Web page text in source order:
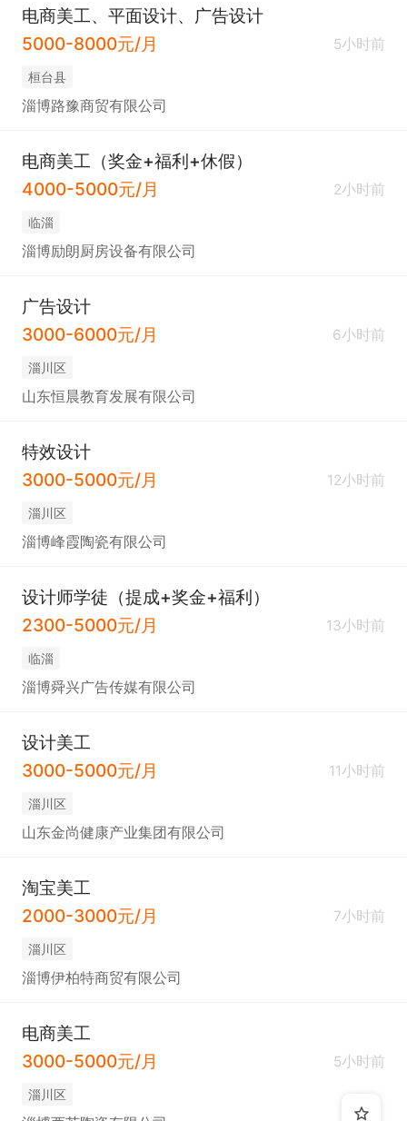
电商美工、平面设计、广告设计
5000-8000元/月
5小时前
桓台县
淄博路豫商贸有限公司
电商美工（奖金+福利+休假）
4000-5000元/月
2小时前
临淄
淄博励朗厨房设备有限公司
广告设计
3000-6000元/月
6小时前
淄川区
山东恒晨教育发展有限公司
特效设计
3000-5000元/月
12小时前
淄川区
淄博峰霞陶瓷有限公司
设计师学徒（提成+奖金+福利）
2300-5000元/月
13小时前
临淄
淄博舜兴广告传媒有限公司
设计美工
3000-5000元/月
11小时前
淄川区
山东金尚健康产业集团有限公司
淘宝美工
2000-3000元/月
7小时前
淄川区
淄博伊柏特商贸有限公司
电商美工
3000-5000元/月
5小时前
淄川区